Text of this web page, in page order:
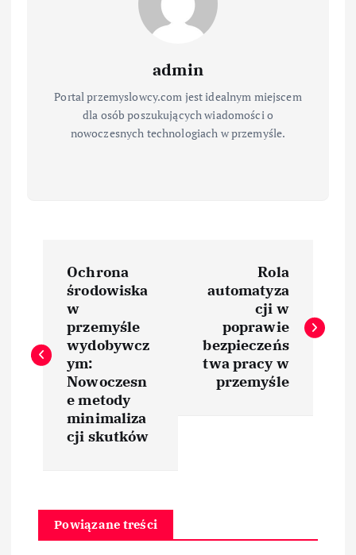
admin
Portal przemyslowcy.com jest idealnym miejscem
dla osób poszukujących wiadomości o
nowoczesnych technologiach w przemyśle.
w
i
Ochrona
środowiska
w
przemyśle
wydobywcz
ym:
Nowoczesn
e metody
minimaliza
cji skutków
Rola
automatyza
cji w
poprawie
bezpieczeńs
twa pracy w
przemyśle
Powiązane treści